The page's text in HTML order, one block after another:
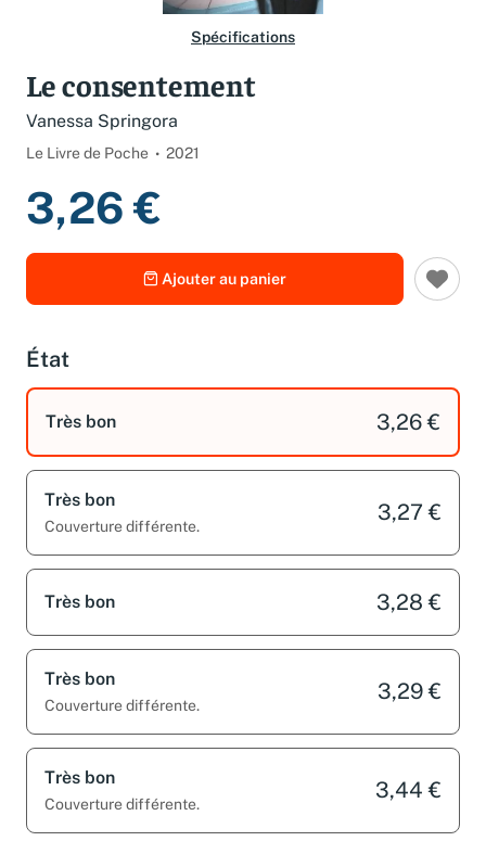
Spécifications
Le consentement
Vanessa Springora
Le Livre de Poche 2021
3,26 €
Ajouter au panier
État
Très bon 3,26 €
Très bon
Couverture différente.
3,27 €
Très bon 3,28 €
Très bon
Couverture différente.
3,29 €
Très bon
Couverture différente.
3,44 €